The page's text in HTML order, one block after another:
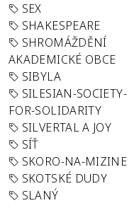
SEX
SHAKESPEARE
SHROMÁŽDĚNÍ
AKADEMICKÉ OBCE
SIBYLA
SILESIAN-SOCIETY-
FOR-SOLIDARITY
SILVERTAL A JOY
SÍŤ
SKORO-NA-MIZINE
SKOTSKÉ DUDY
SLANÝ